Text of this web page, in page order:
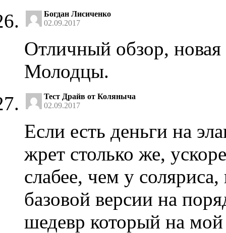
Богдан Лисиченко
02.09.2017
Отличный обзор,
Молодцы.
Тест Драйв от Коляныча
02.09.2017
Если есть деньги на
жрет столько же,
слабее, чем у
базовой версии на
шедевр который на мой